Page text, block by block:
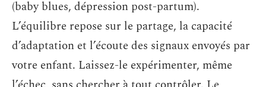
(baby blues, dépression post-partum).
L’équilibre repose sur le partage, la capacité
d’adaptation et l’écoute des signaux envoyés par
votre enfant. Laissez-le expérimenter, même